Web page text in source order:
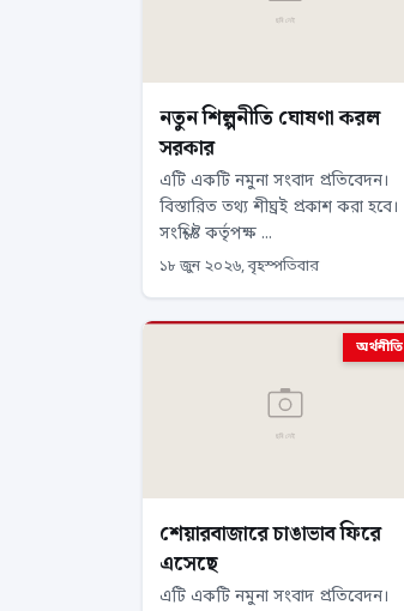
নতুন শিল্পনীতি ঘোষণা করল
সরকার
এটি একটি নমুনা সংবাদ প্রতিবেদন।
বিস্তারিত তথ্য শীঘ্রই প্রকাশ করা হবে।
সংশ্লিষ্ট কর্তৃপক্ষ ...
১৮ জুন ২০২৬, বৃহস্পতিবার
অর্থনীতি
শেয়ারবাজারে চাঙাভাব ফিরে
এসেছে
এটি একটি নমুনা সংবাদ প্রতিবেদন।